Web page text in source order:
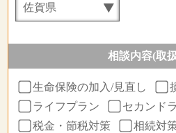
相談内容(取
生命保険の加入/見直し
ライフプラン
セカンド
税金・節税対策
相続対